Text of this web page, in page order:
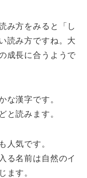
み方をみると「し
読み方ですね。大
成長に合うようで
な漢字です。
と読みます。
人気です。
る名前は自然のイ
ます。